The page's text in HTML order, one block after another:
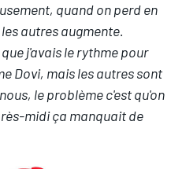
quand on perd en
autres augmente.
j'avais le rythme pour
Dovi, mais les autres sont
le problème c'est qu'on
midi ça manquait de